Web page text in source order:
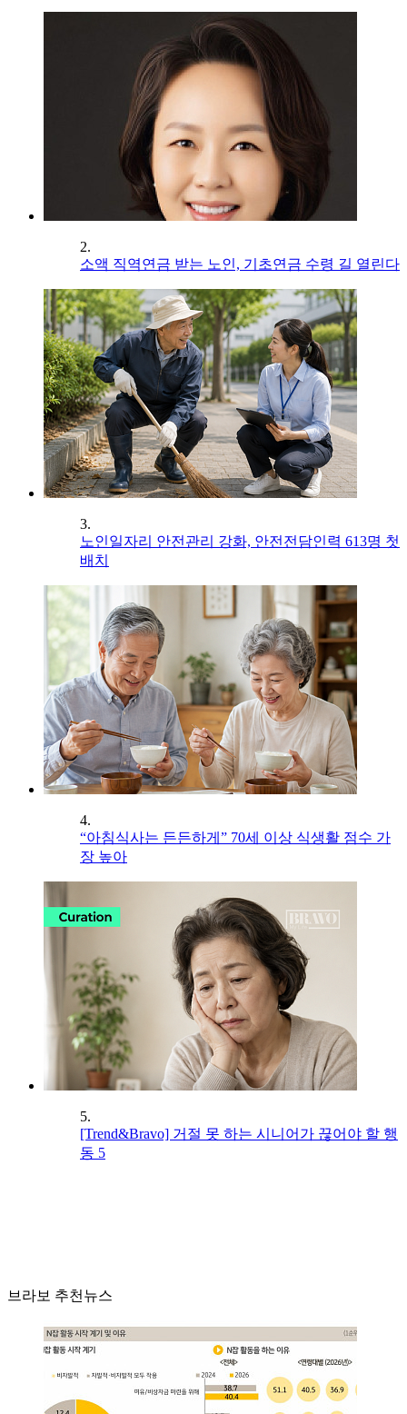
2.
소액 직역연금 받는 노인, 기초연금 수령 길 열린다
3.
노인일자리 안전관리 강화, 안전전담인력 613명 첫
배치
4.
“아침식사는 든든하게” 70세 이상 식생활 점수 가
장 높아
5.
[Trend&Bravo] 거절 못 하는 시니어가 끊어야 할 행
동 5
브라보 추천뉴스